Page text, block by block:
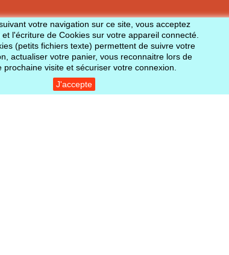
votre navigation sur ce site, vous acceptez
et l'écriture de Cookies sur votre appareil connecté.
(petits fichiers texte) permettent de suivre votre
actualiser votre panier, vous reconnaitre lors de
prochaine visite et sécuriser votre connexion.
J'accepte